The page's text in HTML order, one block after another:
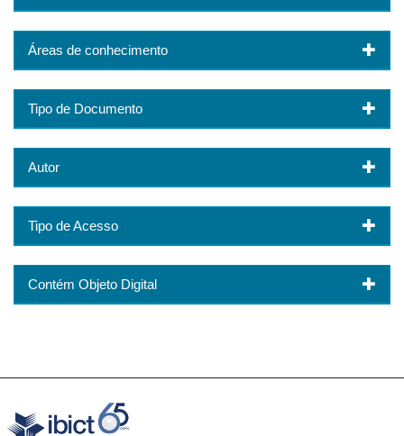
Áreas de conhecimento
Tipo de Documento
Autor
Tipo de Acesso
Contém Objeto Digital